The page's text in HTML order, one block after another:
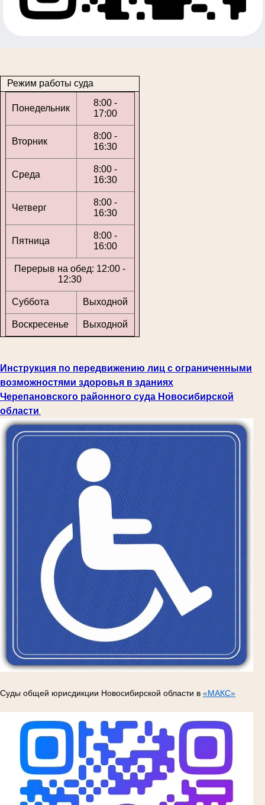
Режим работы суда
Понедельник
8:00 -
17:00
Вторник
8:00 -
16:30
Среда
8:00 -
16:30
Четверг
8:00 -
16:30
Пятница
8:00 -
16:00
Перерыв на обед: 12:00 -
12:30
Суббота Выходной
Воскресенье Выходной
Инструкция по передвижению лиц с ограниченными
возможностями здоровья в зданиях
Черепановского районного суда Новосибирской
области
Суды общей юрисдикции Новосибирской области в «МАКС»